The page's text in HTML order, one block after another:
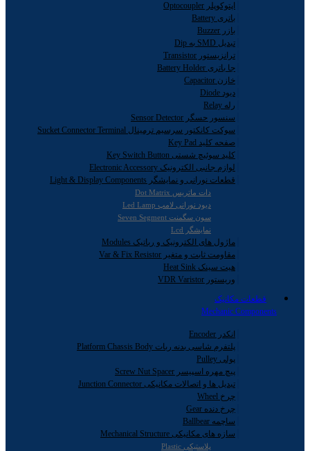
اپتوکوپلر Optocoupler
باتری Battery
بازر Buzzer
تبدیل SMD به Dip
ترانزیستور Transistor
جا باتری Battery Holder
خازن Capacitor
دیود Diode
رله Relay
سنسور حسگر Sensor Detector
سوکت کانکتور سرسیم ترمینال Sucket Connector Terminal
صفحه کلید Key Pad
کلید سوئیچ شستی Key Switch Button
لوازم جانبی الکترونیک Electronic Accessory
قطعات نورانی و نمایشگر Light & Display Components
دات ماتریس Dot Matrix
دیود نورانی لامپ Led Lamp
سون سگمنت Seven Segment
نمایشگر Lcd
ماژول های الکترونیک و رباتیک Modules
مقاومت ثابت و متغیر Var & Fix Resistor
هیت سینک Heat Sink
وریستور VDR Varistor
قطعات مکانیک
Mechanic Components
انکدر Encoder
پلتفرم شاسی بدنه ربات Platform Chassis Body
پولی Pulley
پیچ مهره اسپیسر Screw Nut Spacer
تبدیل ها و اتصالات مکانیکی Junction Connector
چرخ Wheel
چرخ دنده Gear
ساچمه Ballbear
سازه های مکانیکی Mechanical Structure
پلاستیکی Plastic